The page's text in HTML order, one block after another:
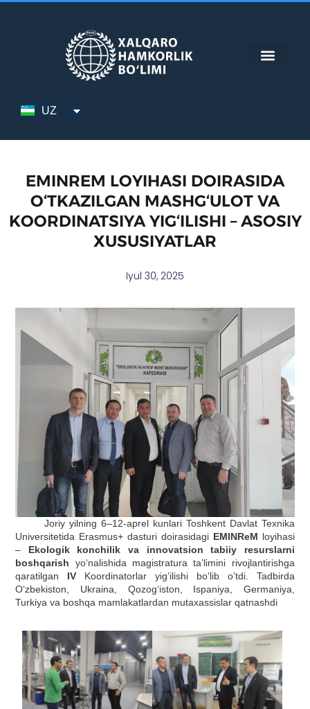
UZ
EN
EMINREM LOYIHASI DOIRASIDA
O‘TKAZILGAN MASHG‘ULOT VA
KOORDINATSIYA YIG‘ILISHI – ASOSIY
XUSUSIYATLAR
Iyul 30, 2025
Joriy yilning 6–12-aprel kunlari Toshkent Davlat Texnika
Universitetida Erasmus+ dasturi doirasidagi EMINReM loyihasi
– Ekologik konchilik va innovatsion tabiiy resurslarni
boshqarish yo‘nalishida magistratura ta’limini rivojlantirishga
qaratilgan IV Koordinatorlar yig’ilishi bo’lib o’tdi. Tadbirda
O‘zbekiston, Ukraina, Qozog‘iston, Ispaniya, Germaniya,
Turkiya va boshqa mamlakatlardan mutaxassislar qatnashdi